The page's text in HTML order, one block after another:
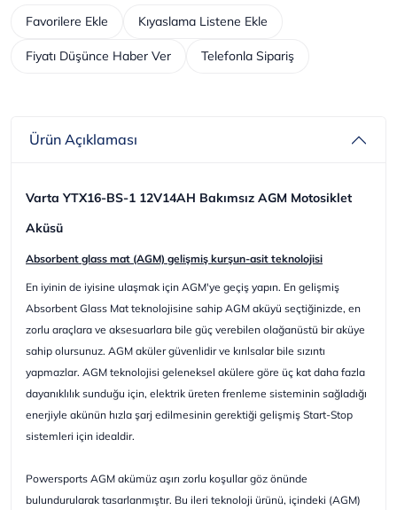
Telefonla Sipariş
Kıyaslama Listene Ekle
Favorilere Ekle
Fiyatı Düşünce Haber Ver
Ürün Açıklaması
Varta YTX16-BS-1 12V14AH Bakımsız AGM Motosiklet
Aküsü
Absorbent glass mat (AGM) gelişmiş kurşun-asit teknolojisi
En iyinin de iyisine ulaşmak için AGM'ye geçiş yapın. En gelişmiş
Absorbent Glass Mat teknolojisine sahip AGM aküyü seçtiğinizde, en
zorlu araçlara ve aksesuarlara bile güç verebilen olağanüstü bir aküye
sahip olursunuz. AGM aküler güvenlidir ve kırılsalar bile sızıntı
yapmazlar. AGM teknolojisi geleneksel akülere göre üç kat daha fazla
dayanıklılık sunduğu için, elektrik üreten frenleme sisteminin sağladığı
enerjiyle akünün hızla şarj edilmesinin gerektiği gelişmiş Start-Stop
sistemleri için idealdir.
Powersports AGM akümüz aşırı zorlu koşullar göz önünde
bulundurularak tasarlanmıştır. Bu ileri teknoloji ürünü, içindeki (AGM)